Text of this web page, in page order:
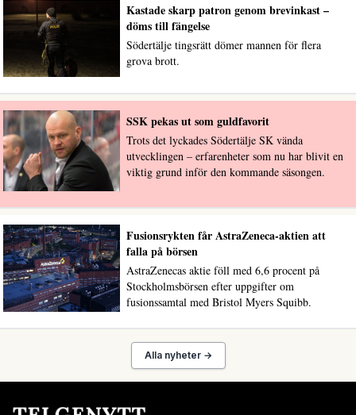
Kastade skarp patron genom brevinkast –
döms till fängelse
Södertälje tingsrätt dömer mannen för flera
grova brott.
SSK pekas ut som guldfavorit
Trots det lyckades Södertälje SK vända
utvecklingen – erfarenheter som nu har blivit en
viktig grund inför den kommande säsongen.
Fusionsrykten får AstraZeneca-aktien att
falla på börsen
AstraZenecas aktie föll med 6,6 procent på
Stockholmsbörsen efter uppgifter om
fusionssamtal med Bristol Myers Squibb.
Alla nyheter →